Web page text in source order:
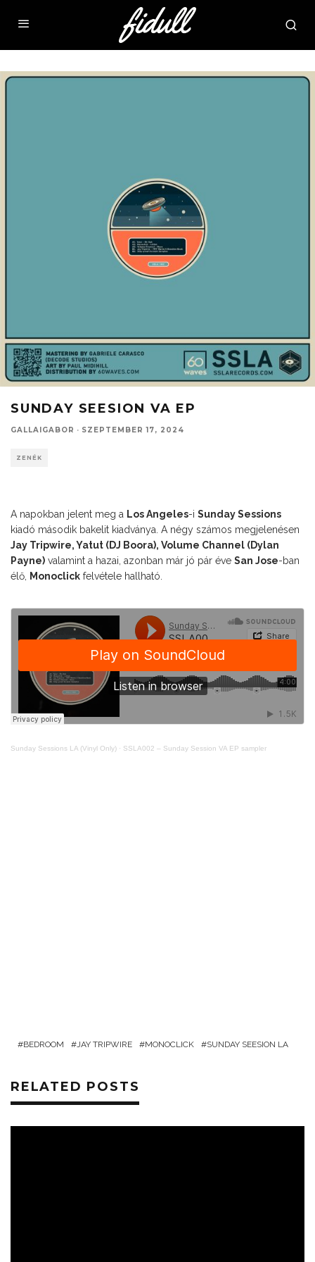
SUNDAY SEESION VA EP
GALLAIGABOR · SZEPTEMBER 17, 2024
ZENÉK
A napokban jelent meg a Los Angeles-i Sunday Sessions
kiadó második bakelit kiadványa. A négy számos megjelenésen
Jay Tripwire, Yatut (DJ Boora), Volume Channel (Dylan
Payne) valamint a hazai, azonban már jó pár éve San Jose-ban
élő, Monoclick felvétele hallható.
Sunday Sessions LA (Vinyl Only) · SSLA002 – Sunday Session VA EP sampler
BEDROOM JAY TRIPWIRE MONOCLICK SUNDAY SEESION LA
RELATED POSTS